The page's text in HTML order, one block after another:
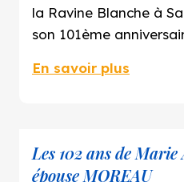
la Ravine Blanche à
son 101ème
soignant. Cette femme
caractère et un
commun. Découvrez
En savoir plus
Les 102 ans de
épouse MOREAU